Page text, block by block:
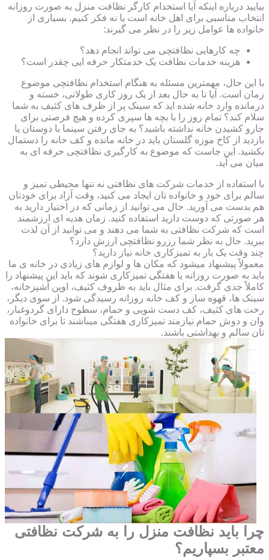
بیایید درباره اینکه آیا استخدام کارگر نظافت منزل به صورت روزانه
انتخاب مناسبی برای اهل خانه است یا نه فکر کنیم. بسیاری از
خانواده ها عوامل زیر را در نظر می گیرند:
چه کارهایی نظافتچی می تواند انجام دهد؟
هزینه خدمات نظافت یک خدمتکار حرفه ایی چقدر است؟
با این حال، مهمترین مسئله به هنگام استخدام نظافتچی موضوع
زمان است. آیا تا به حال بعد از یک روز کاری طولانی، خسته و
درمانده وارد خانه شده اید که سینک پر از ظرف های کثیف به شما
سلام کند؟ تمام روز را با بچه ها سپری کرده و هیچ فرصتی برای
جارو کشیدن خانه نداشته باشید؟ به جای رفتن سینما با دوستان یا
بازدید از کاخ موزه گلستان باید در خانه مانده و کف خانه را دستمال
بکشید. این جاست که موضوع به کارگیری نظافتچی حرفه ای به
میان می آید.
با استفاده از خدمات شرکت های نظافتی نه تنها محیطی تمیز و
سالم برای خود و خانواده تان ایجاد می کنید، وقت آزاد برای خودتان
هم بدست می آورید. حال می توانید از زمانی که در اختیار دارید به
هر صورتی که دوست دارید استفاده کنید. زمان هدیه ای ارزشمند
است که شرکت نظافتی به شما می دهند و می توانید از آن لذت
ببرید. حال به نظر شما رزرو نظافتچی ارزش دارد؟
چند وقت یک بار به تمیزکاری خانه نیاز دارید؟
معمولاً پیشنهاد میشود که مکان ها و لوازم های زیادی در خانه ی ما
باید به صورت روزانه یا هفتگی تمیزکاری شوند که باید این پیشنهاد را
کاملاً جدی گرفت. برای مثال باید به ظروف کثیف، اوپن آشپزخانه،
سینک ها، قهوه ساز و کف خانه روزانه رسیدگی شود. از سوی دیگر،
رخت های کثیف، کف دست شویی و حمام، سطوح دارای گردوغبار،
وان و دوش حمام نیازمند تمیزکاری هفتگی میباشند تا برای خانواده
تان سالم و بهداشتی باشند.
چرا باید نظافت منزل را به شرکت نظافتی
معتبر بسپاریم؟